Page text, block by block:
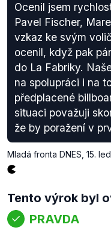
Ocenil jsem
Pavel Fischer,
vzkaz ke svým
ocenil, když pak
do La Fabriky.
na spolupráci i na
předplacené
situaci považuji
že by poražení v
Mladá fronta DNES 15.
Tento výrok byl
PRAVDA